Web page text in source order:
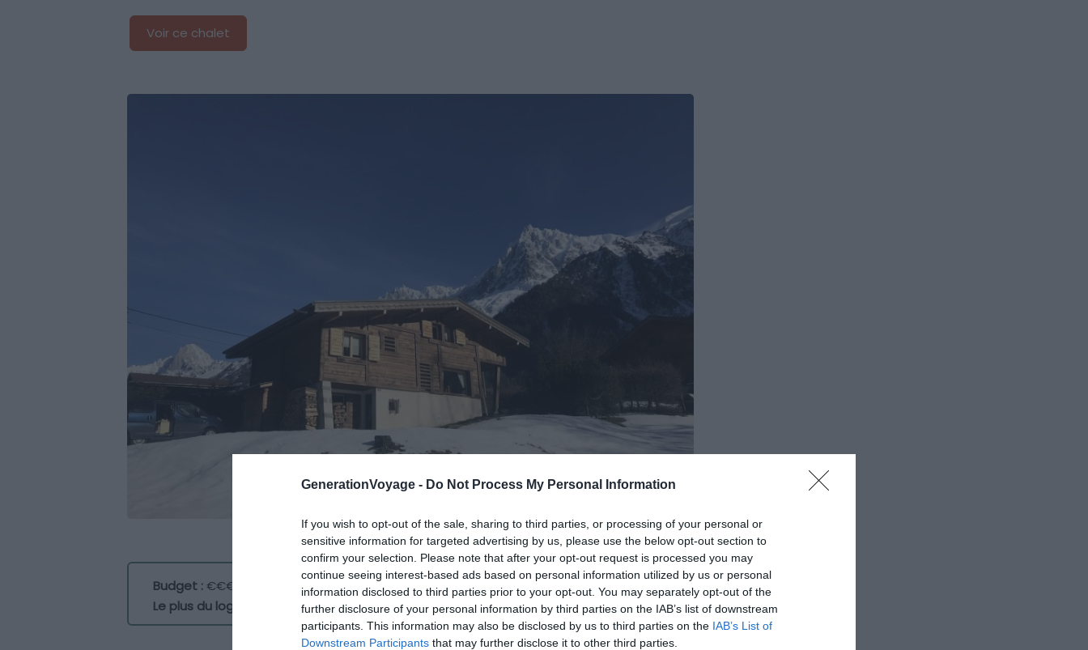
GenerationVoyage - Do Not Process My Personal Information
If you wish to opt-out of the sale, sharing to third parties, or processing of your personal or
sensitive information for targeted advertising by us, please use the below opt-out section to
confirm your selection. Please note that after your opt-out request is processed you may
continue seeing interest-based ads based on personal information utilized by us or personal
information disclosed to third parties prior to your opt-out. You may separately opt-out of the
further disclosure of your personal information by third parties on the IAB’s list of downstream
participants. This information may also be disclosed by us to third parties on the IAB’s List of
Downstream Participants that may further disclose it to other third parties.
Voir ce chalet
Crédit photo : Sportihome
Budget :€€€
Le plus du logement :
son emplacement à 500 mètres de la gare SNCF